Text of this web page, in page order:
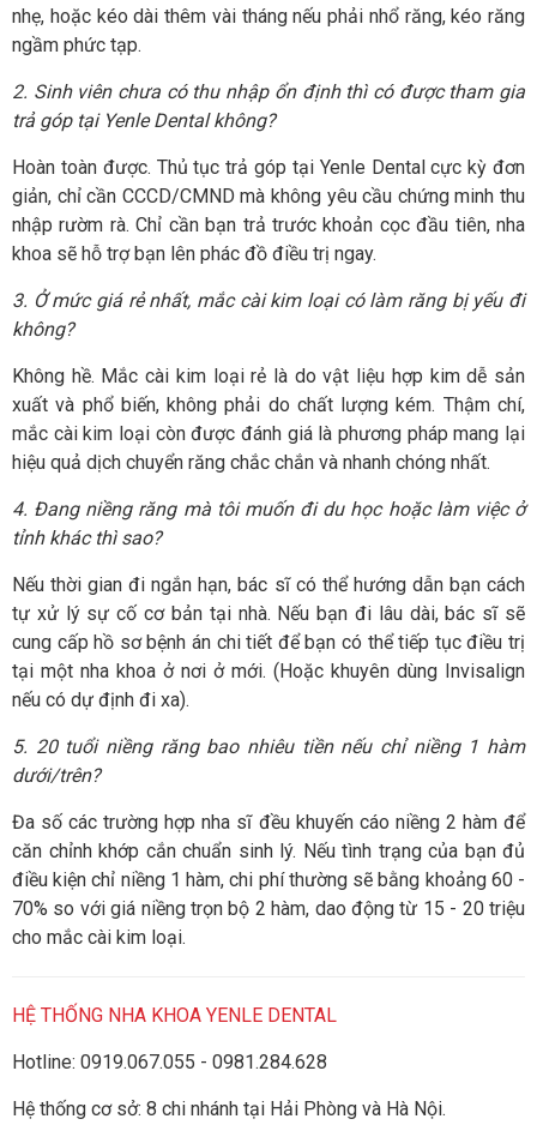
nhẹ, hoặc kéo dài thêm vài tháng nếu phải nhổ răng, kéo răng
ngầm phức tạp.
2. Sinh viên chưa có thu nhập ổn định thì có được tham gia
trả góp tại Yenle Dental không?
Hoàn toàn được. Thủ tục trả góp tại Yenle Dental cực kỳ đơn
giản, chỉ cần CCCD/CMND mà không yêu cầu chứng minh thu
nhập rườm rà. Chỉ cần bạn trả trước khoản cọc đầu tiên, nha
khoa sẽ hỗ trợ bạn lên phác đồ điều trị ngay.
3. Ở mức giá rẻ nhất, mắc cài kim loại có làm răng bị yếu đi
không?
Không hề. Mắc cài kim loại rẻ là do vật liệu hợp kim dễ sản
xuất và phổ biến, không phải do chất lượng kém. Thậm chí,
mắc cài kim loại còn được đánh giá là phương pháp mang lại
hiệu quả dịch chuyển răng chắc chắn và nhanh chóng nhất.
4. Đang niềng răng mà tôi muốn đi du học hoặc làm việc ở
tỉnh khác thì sao?
Nếu thời gian đi ngắn hạn, bác sĩ có thể hướng dẫn bạn cách
tự xử lý sự cố cơ bản tại nhà. Nếu bạn đi lâu dài, bác sĩ sẽ
cung cấp hồ sơ bệnh án chi tiết để bạn có thể tiếp tục điều trị
tại một nha khoa ở nơi ở mới. (Hoặc khuyên dùng Invisalign
nếu có dự định đi xa).
5. 20 tuổi niềng răng bao nhiêu tiền nếu chỉ niềng 1 hàm
dưới/trên?
Đa số các trường hợp nha sĩ đều khuyến cáo niềng 2 hàm để
căn chỉnh khớp cắn chuẩn sinh lý. Nếu tình trạng của bạn đủ
điều kiện chỉ niềng 1 hàm, chi phí thường sẽ bằng khoảng 60 -
70% so với giá niềng trọn bộ 2 hàm, dao động từ 15 - 20 triệu
cho mắc cài kim loại.
HỆ THỐNG NHA KHOA YENLE DENTAL
Hotline: 0919.067.055 - 0981.284.628
Hệ thống cơ sở: 8 chi nhánh tại Hải Phòng và Hà Nội.